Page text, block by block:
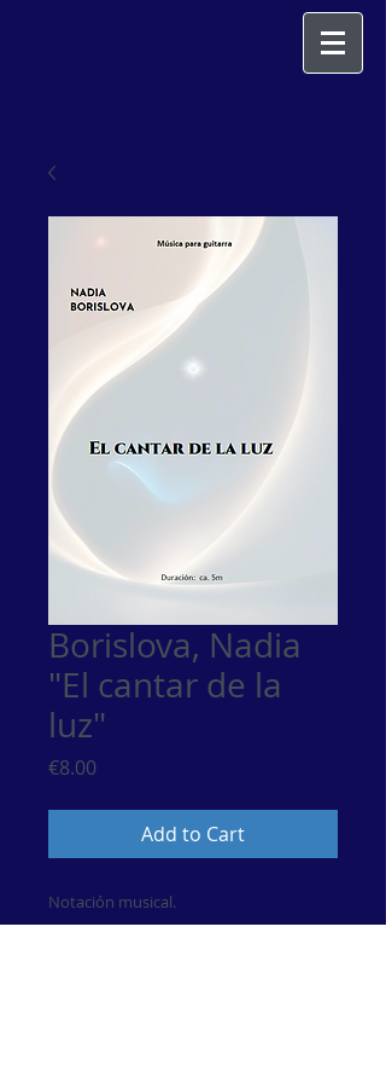
Borislova, Nadia
"El cantar de la
luz"
€8.00
Add to Cart
Notación musical.
Descarga Pdf